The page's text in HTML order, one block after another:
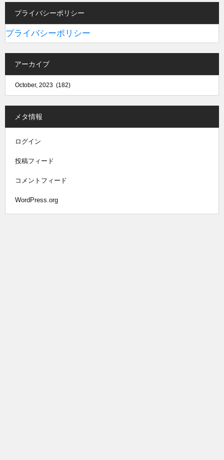
プライバシーポリシー
プライバシーポリシー
アーカイブ
メタ情報
ログイン
投稿フィード
コメントフィード
WordPress.org